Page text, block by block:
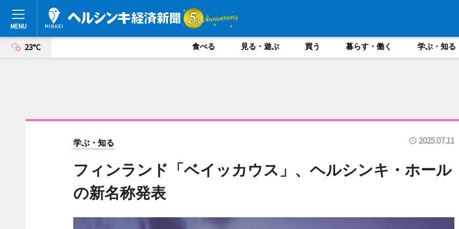
23°C 食べる 見る・遊ぶ 買う 暮らす・働く 学ぶ・知る
学ぶ・知る 2025.07.11
フィンランド「ベイッカウス」、ヘルシンキ・ホール
の新名称発表